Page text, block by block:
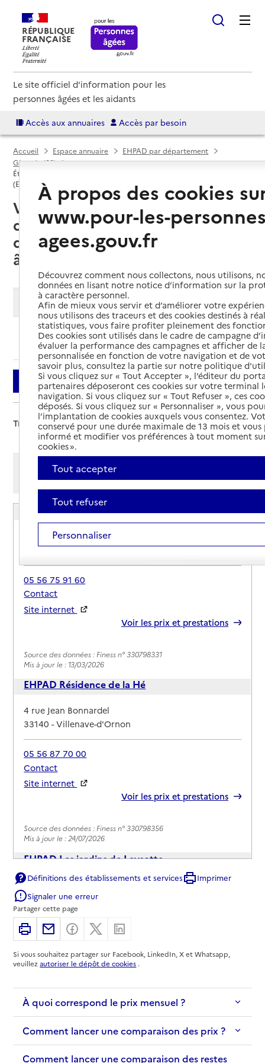
RÉPUBLIQUE
FRANÇAISE
Le site officiel d'information pour les
personnes âgées et les aidants
Accès aux annuaires Accès par besoin
Accueil Espace annuaire
EHPAD par département
Gironde (33)
Établissement d'hébergement pour personnes âgées dépendantes
(EHPAD)
Villenave-d'Ornon (33140) : liste
des 4 établissements
d'hébergement pour personnes
âgées dépendantes (EHPAD)
Modifier ma recherche
Ajouter cette recherche aux favoris
Filtrer
Trier par :
Afficher les résultats par:
Mode liste
Mode carte
EHPAD Home Marie Curie
Adresse
Avenue Edouard Bourlaux
33140-Villenave-d'Ornon
05 56 75 91 60
Contact
Site internet
Voir les prix et prestations
Source des données : Finess n° 330798331
Mis à jour le : 13/03/2026
EHPAD Résidence de la Hé
Adresse
4 rue Jean Bonnardel
33140-Villenave-d'Ornon
05 56 87 70 00
Contact
Site internet
Voir les prix et prestations
Source des données : Finess n° 330798356
Mis à jour le : 24/07/2026
EHPAD Les jardins de Leysotte
Adresse
126 chemin de Leysotte
33140-Villenave-d'Ornon
05 64 12 08 00
Contact
Site internet
Rapport HAS
Voir les prix et prestations
Source des données : Finess n° 330056748
Mis à jour le : 04/02/2026
EHPAD Résidence de Chambéry
Adresse
35 route de Léognan
Définitions des établissements et services
Imprimer
Signaler une erreur
Partager cette page
ImprimerPartager par email
Partager sur Facebook
Partager sur X
Si vous souhaitez partager sur Facebook, LinkedIn, X et Whatsapp,
veuillezautoriser le dépôt de cookies .
À quoi correspond le prix mensuel ?
Comment lancer une comparaison des prix ?
Comment lancer une comparaison des restes
À propos des cookies
www.pour-les-
agees.gouv.fr
Découvrez comment nous collectons, nous utilisons,
données en lisant notre notice d’information sur la
à caractère personnel.
Afin de mieux vous servir et d’améliorer votre
nous utilisons des traceurs et des cookies destinés à
statistiques, vous faire profiter pleinement des
Des cookies sont utilisés dans le cadre de campagne
évaluer la performance des campagnes et afficher de
personnalisée en fonction de votre navigation et de
savoir plus, consultez la partie sur notre politique
Si vous cliquez sur « Tout Accepter », l’éditeur du
partenaires déposeront ces cookies sur votre terminal
navigation. Si vous cliquez sur « Tout Refuser », ces
déposés. Si vous cliquez sur « Personnaliser », vous
l’implantation de cookies auxquels vous consentez.
conservé pour une durée maximale de 13 mois et
informé et modifier vos préférences à tout moment
cookies ».
Tout accepter
Tout refuser
Personnaliser